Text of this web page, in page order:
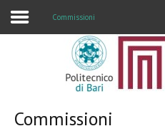
Commissioni
Commissioni